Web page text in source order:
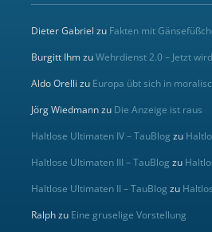
Dieter Gabriel zu Fakten mit
Burgitt IhmzuWehrdienst 2.0 – Jetzt
Aldo Orelli zu Europa übt sich in
Jörg Wiedmannzu Die Anzeige ist raus
Haltlose Ultimaten IV – TauBlog zu
Haltlose Ultimaten III – TauBlog zu
Haltlose Ultimaten II – TauBlog zu
Ralphzu Eine gruselige Vorstellung